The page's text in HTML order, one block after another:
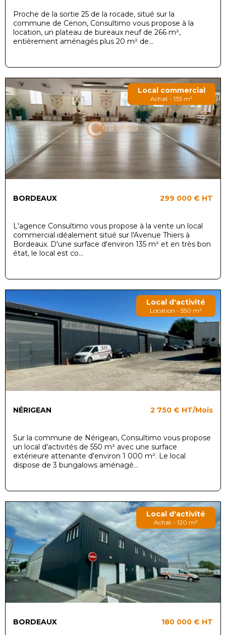
Proche de la sortie 25 de la rocade, situé sur la
commune de Cenon, Consultimo vous propose à la
location, un plateau de bureaux neuf de 266 m²,
entièrement aménagés plus 20 m² de...
Local commercial
Achat - 135 m²
BORDEAUX 299 000 € HT
L'agence Consultimo vous propose à la vente un local
commercial idéalement situé sur l'Avenue Thiers à
Bordeaux. D'une surface d'environ 135 m² et en très bon
état, le local est co...
Local d'activité
Location - 550 m²
NÉRIGEAN 2 750 € HT/Mois
Sur la commune de Nérigean, Consultimo vous propose
un local d'activités de 550 m² avec une surface
extérieure attenante d'environ 1 000 m². Le local
dispose de 3 bungalows aménagé...
Local d'activité
Achat - 120 m²
BORDEAUX 180 000 € HT